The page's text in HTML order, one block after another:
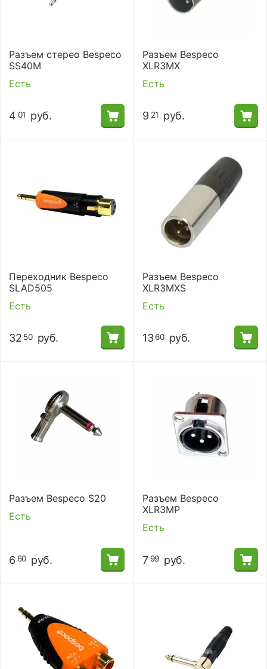
Разъем стерео Bespeco
SS40M
Есть
4 01 руб.
Разъем Bespeco
XLR3MX
Есть
9 21 руб.
Переходник Bespeco
SLAD505
Есть
32 50 руб.
Разъем Bespeco
XLR3MXS
Есть
13 60 руб.
Разъем Bespeco S20
Есть
6 60 руб.
Разъем Bespeco
XLR3MP
Есть
7 99 руб.